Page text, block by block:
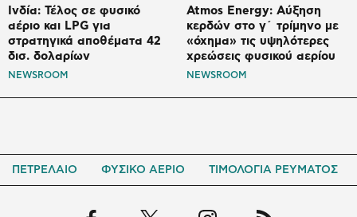
Ινδία: Τέλος σε φυσικό
αέριο και LPG για
στρατηγικά αποθέματα 42
δισ. δολαρίων
NEWSROOM
Atmos Energy: Αύξηση
κερδών στο γ΄ τρίμηνο με
«όχημα» τις υψηλότερες
χρεώσεις φυσικού αερίου
NEWSROOM
ΠΕΤΡΕΛΑΙΟ ΦΥΣΙΚΟ ΑΕΡΙΟ ΤΙΜΟΛΟΓΙΑ ΡΕΥΜΑΤΟΣ